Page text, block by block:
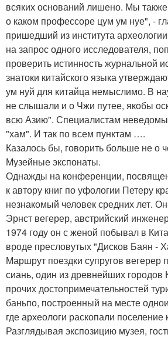
всяких оснований лишено. Мы
о каком профессоре цум ум нуе", -
пришедший из института
на запрос одного исследователя,
проверить истинность журнальной
знатоки китайского языка
ум нуй для китайца немыслимо. В
не слышали и о Чжи путее, якобы
всю Азию". Специалистам
"хам". И так по всем пунктам ….
Казалось бы, говорить больше не о
Музейные экспонаты.
Однажды на конференции,
к автору книг по уфологии Петеру
незнакомый человек средних лет.
Эрнст вегерер, австрийский
1974 году он с женой побывал в
вроде пресловутых "Дисков Баян -
Маршрут поездки супругов вегерер
сиань, один из древнейших городов
прочих достопримечательностей
баньпо, построенный на месте
где археологи раскопали поселение
Разглядывая экспозицию музея,